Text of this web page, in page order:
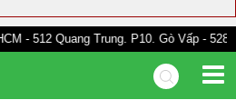
Trung. P10. Gò Vấp - 528A Trường